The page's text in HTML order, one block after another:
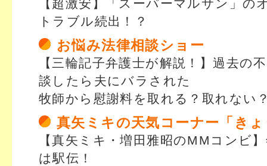
【超激安】「スーパーマルサン」の
トラブル続出！？
お悩み法律相談ショー
【三輪記子弁護士が解説！】過去の
談したら夫にバラされた
牧師から慰謝料を取れる？取れない
真矢ミキの天気コーナー「き
【真矢ミキ・増田雅昭のMMコンビ
は駅伝！